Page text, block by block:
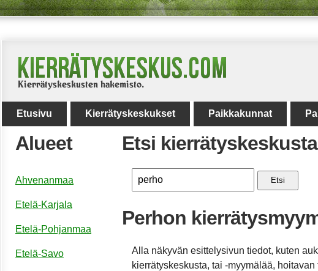
Etusivu Kierrätyskeskukset Paikkakunnat
Etsi
Etsi
Perhon
Alla näkyvän esittelysivun tiedot, kuten
kierrätyskeskusta, tai -myymälää,
Alueet
Ahvenanmaa
Etelä-Karjala
Etelä-Pohjanmaa
Etelä-Savo